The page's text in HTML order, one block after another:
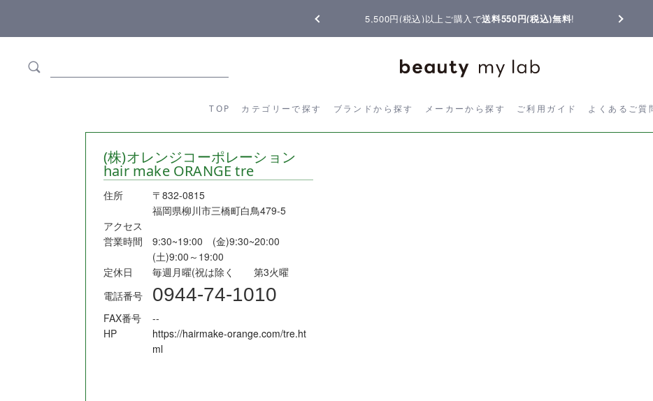
5,500円(税込)以上ご購入で送料550円(税込)無料!
TOP カテゴリーで探す ブランドから探す メーカーから探す ご利用ガイド よくあるご質
カテゴリーから探す ブランドから探す メーカーから探す ご利用ガイド よくある
(株)オレンジコーポレーション
hair make ORANGE tre
住所
〒832-0815
福岡県柳川市三橋町白鳥479-5
アクセス
営業時間
9:30~19:00 (金)9:30~20:00
(土)9:00～19:00
定休日
毎週月曜(祝は除く 第3火曜
電話番号
0944-74-1010
FAX番号
--
HP
https://hairmake-orange.com/tre.ht
ml